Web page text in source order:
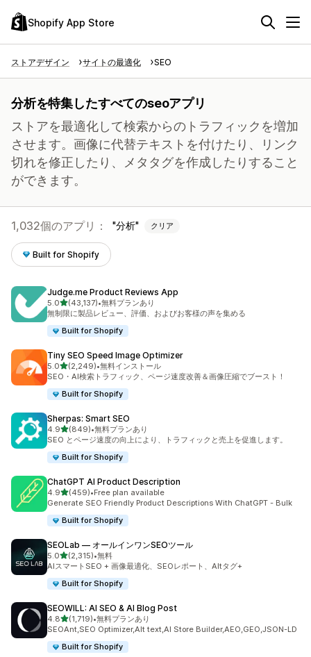
Shopify App Store
ストアデザイン サイトの最適化 SEO
分析を特集したすべてのseoアプリ
ストアを最適化して検索からのトラフィックを増加
させます。画像に代替テキストを付けたり、リンク
切れを修正したり、メタタグを作成したりすること
ができます。
1,032個のアプリ： 分析 クリア
Built for Shopify
Judge.me Product Reviews App
5.05つ星中
(43,137)
合計レビュー数：43137件
•無料プランあり
無制限に製品レビュー、評価、およびお客様の声を集める
Built for Shopify
Tiny SEO Speed Image Optimizer
5.05つ星中
(2,249)
合計レビュー数：2249件
•無料インストール
SEO・AI検索トラフィック、ページ速度改善＆画像圧縮でブースト！
Built for Shopify
Sherpas: Smart SEO
4.95つ星中
(849)
合計レビュー数：849件
•無料プランあり
SEO とページ速度の向上により、トラフィックと売上を促進します。
Built for Shopify
ChatGPT AI Product Description
4.95つ星中
(459)
合計レビュー数：459件
•Free plan available
Generate SEO Friendly Product Descriptions With ChatGPT - Bulk
Built for Shopify
SEOLab — オールインワンSEOツール
5.05つ星中
(2,315)
合計レビュー数：2315件
•無料
AIスマートSEO + 画像最適化、SEOレポート、Altタグ+
Built for Shopify
SEOWILL: AI SEO & AI Blog Post
4.85つ星中
(1,719)
合計レビュー数：1719件
•無料プランあり
SEOAnt,SEO Optimizer,Alt text,AI Store Builder,AEO,GEO,JSON-LD
Built for Shopify